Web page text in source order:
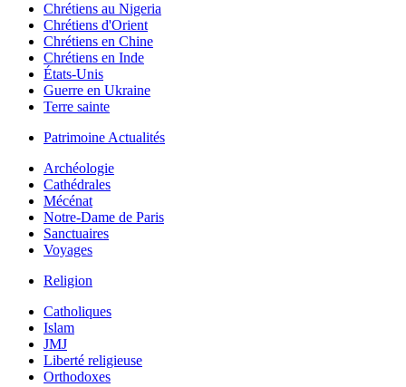
Chrétiens au Nigeria
Chrétiens d'Orient
Chrétiens en Chine
Chrétiens en Inde
États-Unis
Guerre en Ukraine
Terre sainte
Patrimoine Actualités
Archéologie
Cathédrales
Mécénat
Notre-Dame de Paris
Sanctuaires
Voyages
Religion
Catholiques
Islam
JMJ
Liberté religieuse
Orthodoxes